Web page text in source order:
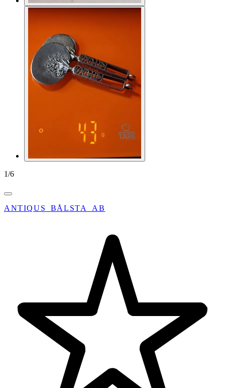
1/6
ANTIQUS_BÅLSTA_AB